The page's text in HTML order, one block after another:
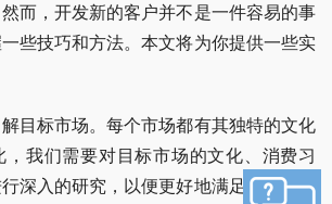
而，开发新的客户并不是一件容易的事
些技巧和方法。本文将为你提供一些实
目标市场。每个市场都有其独特的文化
我们需要对目标市场的文化、消费习
深入的研究，以便更好地满足客户的需